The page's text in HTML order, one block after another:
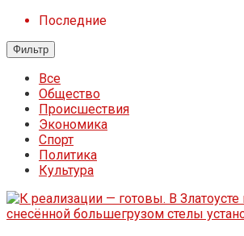
Последние
Фильтр
Все
Общество
Происшествия
Экономика
Спорт
Политика
Культура